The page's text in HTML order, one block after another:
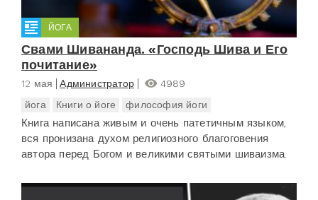
ЙОГА
Свами Шивананда. «Господь Шива и Его
почитание»
12 мая Администратор
4989
йога
Книги о йоге философия йоги
Книга написана живым и очень патетичным языком,
вся пронизана духом религиозного благоговения
автора перед Богом и великими святыми шиваизма.